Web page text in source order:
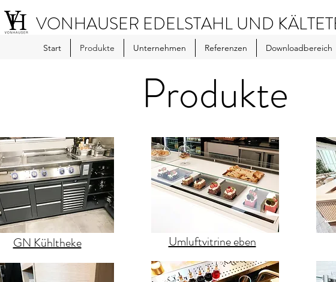
VONHAUSER EDELSTAHL UND
Start Produkte Unternehmen Referenzen Downloadbereich
Produkte
GN Kühltheke Umluftvitrine eben